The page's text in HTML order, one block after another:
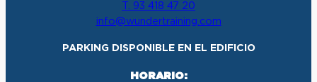
T. 93 418 47 20
info@wundertraining.com
PARKING DISPONIBLE EN EL EDIFICIO
HORARIO: